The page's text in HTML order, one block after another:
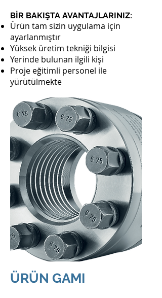
BİR BAKIŞTA AVANTAJLARINIZ:
Ürün tam sizin uygulama için
ayarlanmıştır
Yüksek üretim tekniği bilgisi
Yerinde bulunan ilgili kişi
Proje eğitimli personel ile
yürütülmekte
ÜRÜN GAMI